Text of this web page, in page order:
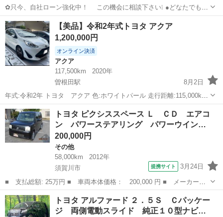
✿只今、自社ローン強化中！ この機会に相談下さい❕ ●どなたでも自
社ローン対応可能です● ・勤続年数の短い方や自営業
福島 いわき市 ヴォクシー 車両
【美品】令和2年式トヨタ アクア
1,200,000円
オンライン決済
アクア
117,500km
2020年
曽根田駅
8月2日
年式:令和2年 トヨタ アクア 色:ホワイトパール 走行距離:115,000km
傷:サイドミラーに小さなかすり傷あり バンパーしたすり傷あり（普段
は見えません） その他付属品 純正アルミホイール（写真の社外品ア
ルミホイ...
福島 福島市 曽根田駅
トヨタ ピクシススペース Ｌ ＣＤ エアコ
ン パワーステアリング パワーウイン…
200,000円
その他
58,000km
2012年
須賀川市
提携サイト 3月24日
■ 支払総額: 25万円 ■ 車両本体価格： 200,000 円 ■ メーカー
名： トヨタ ■ 車種名： ピクシススペース ■ グレード名：
Ｌ ＣＤ エアコン パワーステアリング パワーウインドウ 運転
席エアバッグ 助手...
福島 須賀川市 その他
トヨタ アルファード ２．５Ｓ Ｃパッケー
ジ 両側電動スライド 純正１０型ナビ…